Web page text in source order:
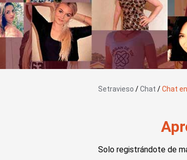
Setravieso /Chat /Chat
Solo registrándote de